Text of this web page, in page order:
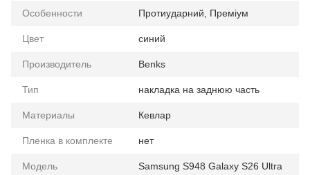
Особенности Протиударний, Преміум
Цвет синий
Производитель Benks
Тип накладка на заднюю часть
Материалы Кевлар
Пленка в комплекте нет
Модель Samsung S948 Galaxy S26 Ultra